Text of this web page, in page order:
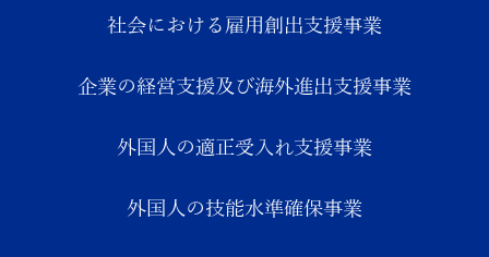
社会における雇用創出支援事業
企業の経営支援及び海外進出支援事業
外国人の適正受入れ支援事業
外国人の技能水準確保事業